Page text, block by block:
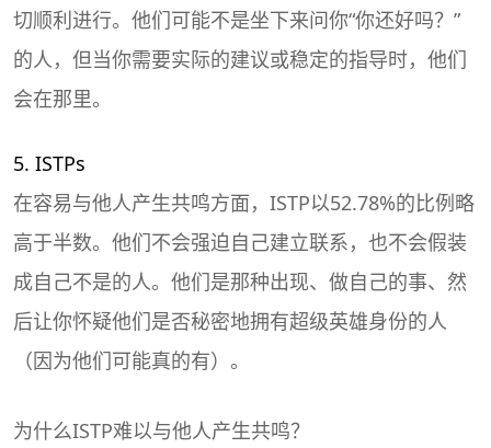
切顺利进行。他们可能不是坐下来问你“你还好吗？”
的人，但当你需要实际的建议或稳定的指导时，他们
会在那里。
5. ISTPs
在容易与他人产生共鸣方面，ISTP以52.78%的比例略
高于半数。他们不会强迫自己建立联系，也不会假装
成自己不是的人。他们是那种出现、做自己的事、然
后让你怀疑他们是否秘密地拥有超级英雄身份的人
（因为他们可能真的有）。
为什么ISTP难以与他人产生共鸣？